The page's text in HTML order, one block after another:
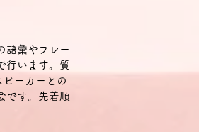
語彙やフレー
行います。質
ーカーとの
です。先着順